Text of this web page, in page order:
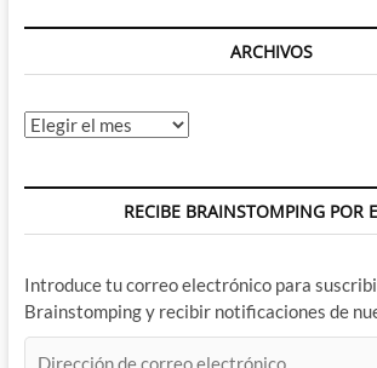
ARCHIVOS
Archivos
RECIBE BRAINSTOMPING POR
Introduce tu correo electrónico para
Brainstomping y recibir notificaciones de